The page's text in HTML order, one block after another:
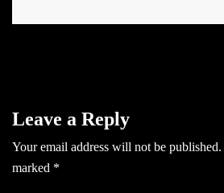
Leave a Reply
Your email address will not be published.
marked *